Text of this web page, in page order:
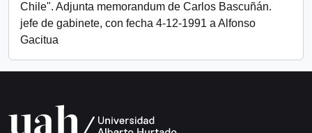
Chile". Adjunta memorandum de Carlos Bascuñán.
jefe de gabinete, con fecha 4-12-1991 a Alfonso
Gacitua